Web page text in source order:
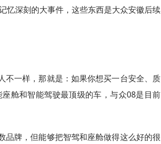
忆深刻的大事件，这些东西是大众安徽后续
不一样，那就是：如果你想买一台安全、质
舱和智能驾驶最顶级的车，与众08是目前
品牌，但能够把智驾和座舱做得这么好的很